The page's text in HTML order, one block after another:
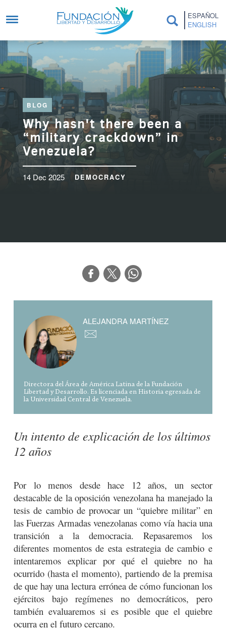
ESPAÑOL
ENGLISH
BLOG
Why hasn't there been a
“military crackdown” in
Venezuela?
14 Dec 2025 DEMOCRACY
Un intento de explicación de los últimos
12 años
Por lo menos desde hace 12 años, un sector
destacable de la oposición venezolana ha manejado la
tesis de cambio de provocar un “quiebre militar” en
las Fuerzas Armadas venezolanas como vía hacia una
transición a la democracia. Repasaremos los
diferentes momentos de esta estrategia de cambio e
intentaremos explicar por qué el quiebre no ha
ocurrido (hasta el momento), partiendo de la premisa
de que hay una lectura errónea de cómo funcionan los
ejércitos bajo regímenes no democráticos, pero
también evaluaremos si es posible que el quiebre
ocurra en el futuro cercano.
ALEJANDRA MARTÍNEZ
Directora del Área de América Latina de la Fundación
Libertad y Desarrollo. Es licenciada en Historia egresada de
la Universidad Central de Venezuela.